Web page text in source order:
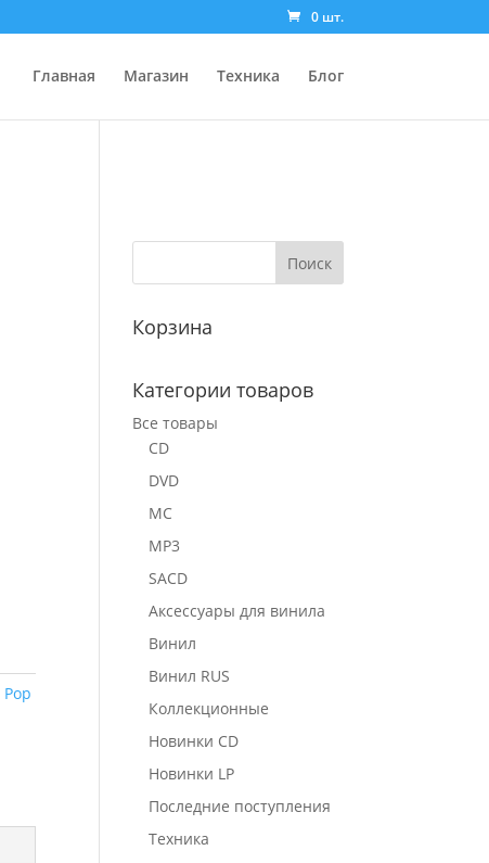
0 шт.
Главная Магазин Техника Блог
Pop
Корзина
Категории товаров
Все товары
CD
DVD
MC
MP3
SACD
Аксессуары для винила
Винил
Винил RUS
Коллекционные
Новинки CD
Новинки LP
Последние поступления
Техника